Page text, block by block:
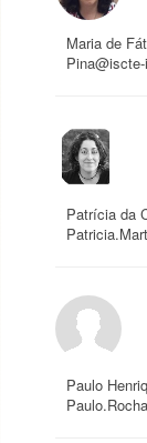
Maria de
Patrícia da
Paulo